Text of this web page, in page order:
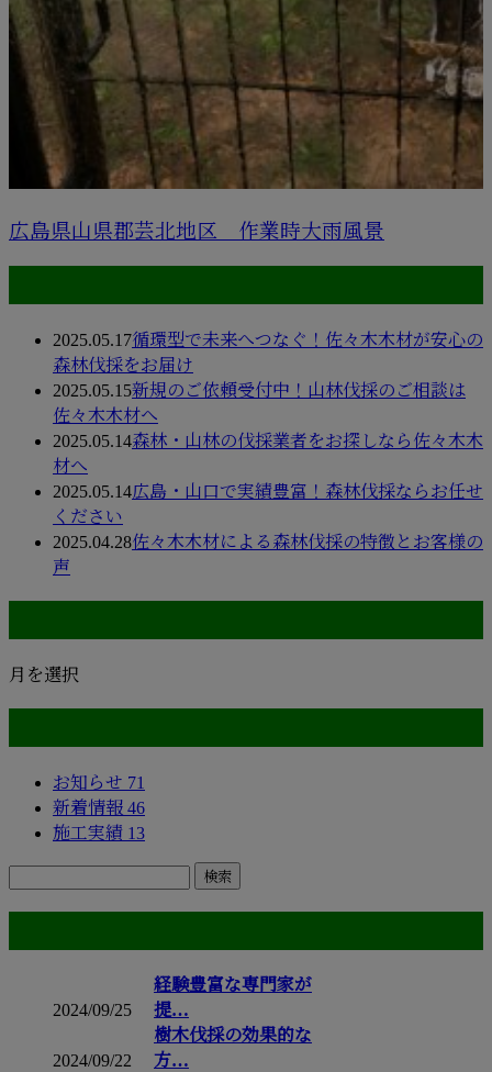
広島県山県郡芸北地区 作業時大雨風景
2025.05.17循環型で未来へつなぐ！佐々木木材が安心の
森林伐採をお届け
2025.05.15新規のご依頼受付中！山林伐採のご相談は
佐々木木材へ
2025.05.14森林・山林の伐採業者をお探しなら佐々木木
材へ
2025.05.14広島・山口で実績豊富！森林伐採ならお任せ
ください
2025.04.28佐々木木材による森林伐採の特徴とお客様の
声
月を選択
お知らせ 71
新着情報 46
施工実績 13
2024/09/25
経験豊富な専門家が
提…
2024/09/22
樹木伐採の効果的な
方…